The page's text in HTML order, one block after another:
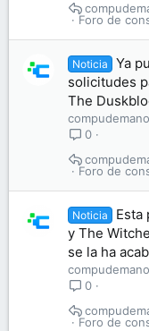
Foro de
Noticia
Ya
solicitudes
The
compudemano
0
Foro de
Noticia
Esta
y The
se la ha
compudemano
0
Foro de